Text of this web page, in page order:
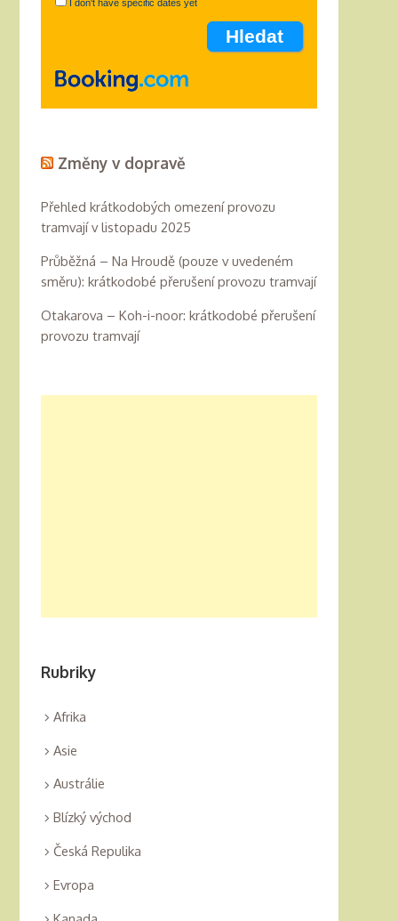
I don't have specific dates yet
Změny v dopravě
Přehled krátkodobých omezení provozu
tramvají v listopadu 2025
Průběžná – Na Hroudě (pouze v uvedeném
směru): krátkodobé přerušení provozu tramvají
Otakarova – Koh-i-noor: krátkodobé přerušení
provozu tramvají
Rubriky
Afrika
Asie
Austrálie
Blízký východ
Česká Repulika
Evropa